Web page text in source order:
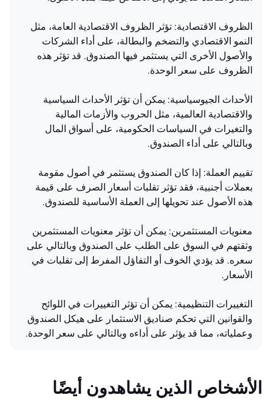
الظروف الاقتصادية: تؤثر الظروف الاقتصادية العامة، مثل
النمو الاقتصادي والتضخم والبطالة، على أداء الشركات
والأصول الأخرى التي يستثمر فيها الصندوق. قد تؤثر هذه
الظروف على سعر الوحدة.
الأحداث الجيوسياسية: يمكن أن تؤثر الأحداث السياسية
والاقتصادية العالمية، مثل الحروب والأزمات المالية
والتغيرات في السياسات الحكومية، على أسواق المال
وبالتالي على أداء الصندوق.
تقييم العملة: إذا كان الصندوق يستثمر في أصول مقومة
بعملات أجنبية، فقد تؤثر تقلبات أسعار الصرف على قيمة
هذه الأصول عند تحويلها إلى العملة الأساسية للصندوق.
معنويات المستثمرين: يمكن أن تؤثر معنويات المستثمرين
وثقتهم في السوق على الطلب على الصندوق وبالتالي على
سعره. قد يؤدي الخوف أو التفاؤل المفرط إلى تقلبات في
الأسعار.
التغييرات التنظيمية: يمكن أن تؤثر التغييرات في اللوائح
والقوانين التي تحكم صناديق الاستثمار على هيكل الصندوق
وعملياته، مما قد يؤثر على أداءه وبالتالي على سعر الوحدة.
الأشخاص الذين يشاهدون أيضًا